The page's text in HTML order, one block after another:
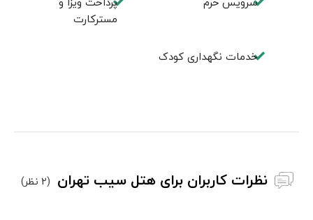
مسترکارت
خدمات نگهداری کودک
نظرات کاربران برای هتل سیب تهران (2 نظر)